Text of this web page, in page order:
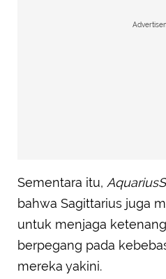
Sementara itu,
bahwa Sagittarius juga
untuk menjaga
berpegang pada
mereka yakini.